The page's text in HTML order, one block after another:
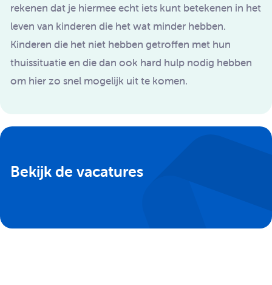
rekenen dat je hiermee echt iets kunt betekenen in het
leven van kinderen die het wat minder hebben.
Kinderen die het niet hebben getroffen met hun
thuissituatie en die dan ook hard hulp nodig hebben
om hier zo snel mogelijk uit te komen.
Bekijk de vacatures